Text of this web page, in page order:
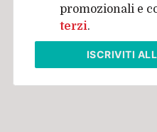
promozionali e
terzi.
ISCRIVITI